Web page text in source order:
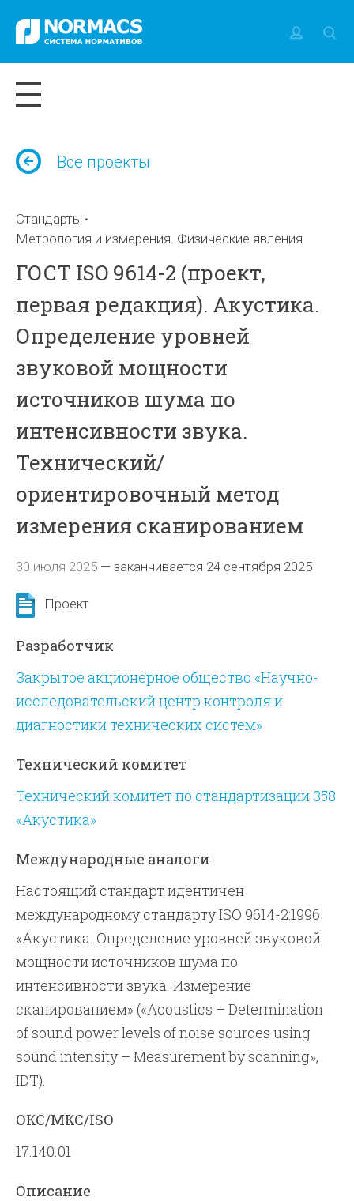
Все проекты
Стандарты
Метрология и измерения. Физические явления
ГОСТ ISO 9614-2 (проект,
первая редакция). Акустика.
Определение уровней
звуковой мощности
источников шума по
интенсивности звука.
Технический/
ориентировочный метод
измерения сканированием
30 июля 2025 —заканчивается 24 сентября 2025
Проект
Разработчик
Закрытое акционерное общество «Научно-
исследовательский центр контроля и
диагностики технических систем»
Технический комитет
Технический комитет по стандартизации 358
«Акустика»
Международные аналоги
Настоящий стандарт идентичен
международному стандарту ISO 9614-2:1996
«Акустика. Определение уровней звуковой
мощности источников шума по
интенсивности звука. Измерение
сканированием» («Acoustics – Determination
of sound power levels of noise sources using
sound intensity – Measurement by scanning»,
IDT).
ОКС/МКС/ISO
17.140.01
Описание